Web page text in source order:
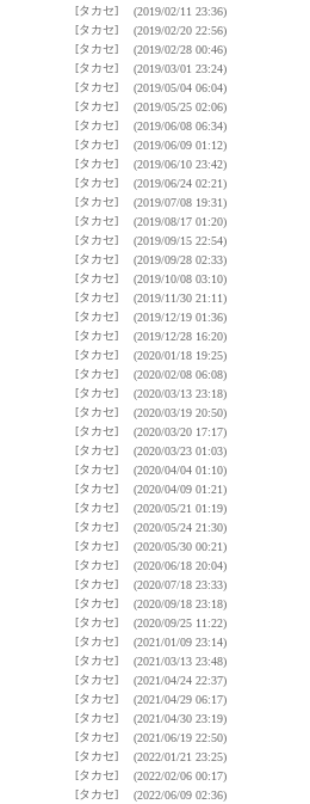
[タカセ]
(2019/02/11 23:36)
[タカセ]
(2019/02/20 22:56)
[タカセ]
(2019/02/28 00:46)
[タカセ]
(2019/03/01 23:24)
[タカセ]
(2019/05/04 06:04)
[タカセ]
(2019/05/25 02:06)
[タカセ]
(2019/06/08 06:34)
[タカセ]
(2019/06/09 01:12)
[タカセ]
(2019/06/10 23:42)
[タカセ]
(2019/06/24 02:21)
[タカセ]
(2019/07/08 19:31)
[タカセ]
(2019/08/17 01:20)
[タカセ]
(2019/09/15 22:54)
[タカセ]
(2019/09/28 02:33)
[タカセ]
(2019/10/08 03:10)
[タカセ]
(2019/11/30 21:11)
[タカセ]
(2019/12/19 01:36)
[タカセ]
(2019/12/28 16:20)
[タカセ]
(2020/01/18 19:25)
[タカセ]
(2020/02/08 06:08)
[タカセ]
(2020/03/13 23:18)
[タカセ]
(2020/03/19 20:50)
[タカセ]
(2020/03/20 17:17)
[タカセ]
(2020/03/23 01:03)
[タカセ]
(2020/04/04 01:10)
[タカセ]
(2020/04/09 01:21)
[タカセ]
(2020/05/21 01:19)
[タカセ]
(2020/05/24 21:30)
[タカセ]
(2020/05/30 00:21)
[タカセ]
(2020/06/18 20:04)
[タカセ]
(2020/07/18 23:33)
[タカセ]
(2020/09/18 23:18)
[タカセ]
(2020/09/25 11:22)
[タカセ]
(2021/01/09 23:14)
[タカセ]
(2021/03/13 23:48)
[タカセ]
(2021/04/24 22:37)
[タカセ]
(2021/04/29 06:17)
[タカセ]
(2021/04/30 23:19)
[タカセ]
(2021/06/19 22:50)
[タカセ]
(2022/01/21 23:25)
[タカセ]
(2022/02/06 00:17)
[タカセ]
(2022/06/09 02:36)